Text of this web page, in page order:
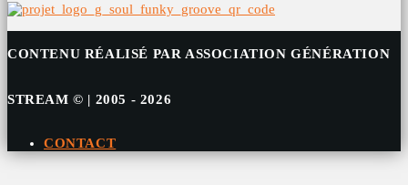
CONTENU RÉALISÉ PAR ASSOCIATION GÉNÉRATION
STREAM © | 2005 - 2026
CONTACT